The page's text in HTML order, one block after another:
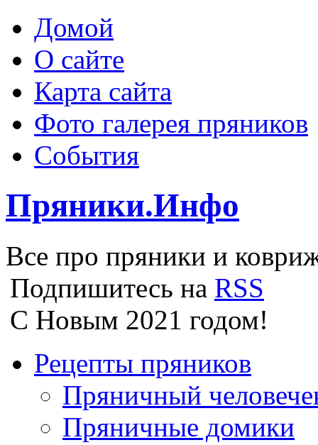
Домой
О сайте
Карта сайта
Фото галерея пряников
События
Пряники.Инфо
Все про пряники и
Подпишитесь на RSS
С Новым 2021 годом!
Рецепты пряников
Пряничный
Пряничные домики